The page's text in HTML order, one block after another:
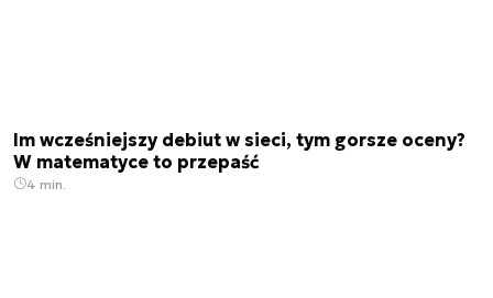
Im wcześniejszy debiut w sieci, tym gorsze oceny?
W matematyce to przepaść
4 min.